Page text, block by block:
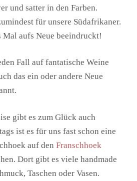
und satter in den Farben.
für unsere Südafrikaner.
aufs Neue beeindruckt!
Fall auf fantatische Weine
das ein oder andere Neue
gibt es zum Glück auch
ist es für uns fast schon eine
auf den Franschhoek
Dort gibt es viele handmade
Taschen oder Vasen.